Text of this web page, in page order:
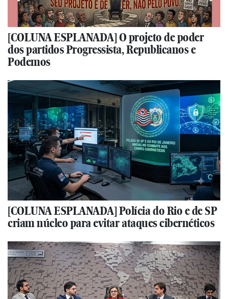
[COLUNA ESPLANADA] O projeto de poder
dos partidos Progressista, Republicanos e
Podemos
[COLUNA ESPLANADA] Polícia do Rio e de SP
criam núcleo para evitar ataques cibernéticos